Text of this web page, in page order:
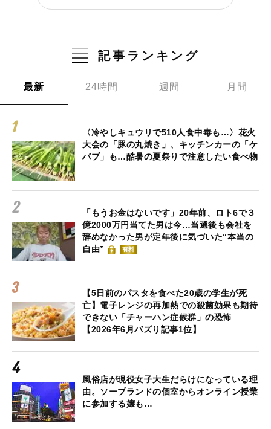
記事ランキング
最新 24時間 週間 月間
〈冷やしキュウリで510人食中毒も…〉花火
大会の「豚の丸焼き」、キッチンカーの「ケ
バブ」も…酷暑の夏祭りで注意したい食べ物
「もうお金はないです」20年前、ロト6で３
億2000万円当てた男は今…当選後も会社を
辞めなかった男が定年後に気づいた“本当の
自由”
有料
【5日前のパスタを食べた20歳の学生が死
亡】電子レンジの再加熱での殺菌効果も期待
できない「チャーハン症候群」の恐怖
【2026年6月バズり記事1位】
風俗店が現役女子大生だらけになっている理
由。ソープランドの個室からオンライン授業
に参加する嬢も…